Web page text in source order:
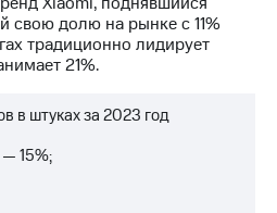
2023
свою долю на рынке с 11%
традиционно лидирует
21%.
в штуках за 2023 год
15%;